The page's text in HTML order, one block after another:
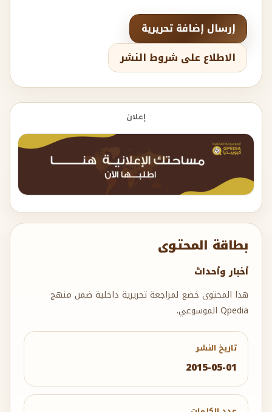
بطاقة المحتوى
أخبار وأحداث
هذا المحتوى خضع لمراجعة تحريرية داخلية ضمن منهج
Qpedia الموسوعي.
تاريخ النشر
2015-05-01
إرسال إضافة تحريرية
الاطلاع على شروط النشر
إعلان